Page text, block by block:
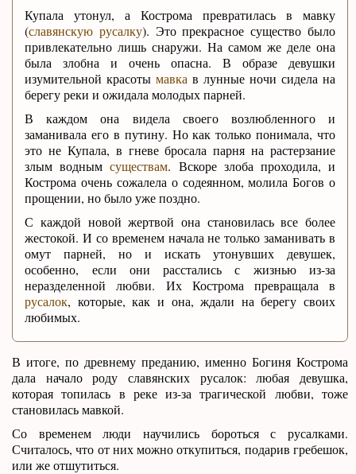
Купала утонул, а Кострома превратилась в мавку
(славянскую русалку). Это прекрасное существо было
привлекательно лишь снаружи. На самом же деле она
была злобна и очень опасна. В образе девушки
изумительной красотымавка в лунные ночи сидела на
берегу реки и ожидала молодых парней.
В каждом она видела своего возлюбленного и
заманивала его в путину. Но как только понимала, что
это не Купала, в гневе бросала парня на растерзание
злым воднымсуществам. Вскоре злоба проходила, и
Кострома очень сожалела о содеянном, молила Богов о
прощении, но было уже поздно.
С каждой новой жертвой она становилась все более
жестокой. И со временем начала не только заманивать в
омут парней, но и искать утонувших девушек,
особенно, если они расстались с жизнью из-за
неразделенной любви. Их Кострома превращала в
русалок, которые, как и она, ждали на берегу своих
любимых.
В итоге, по древнему преданию, именно Богиня Кострома
дала начало роду славянских русалок: любая девушка,
которая топилась в реке из-за трагической любви, тоже
становилась мавкой.
Со временем люди научились бороться с русалками.
Считалось, что от них можно откупиться, подарив гребешок,
или же отшутиться.